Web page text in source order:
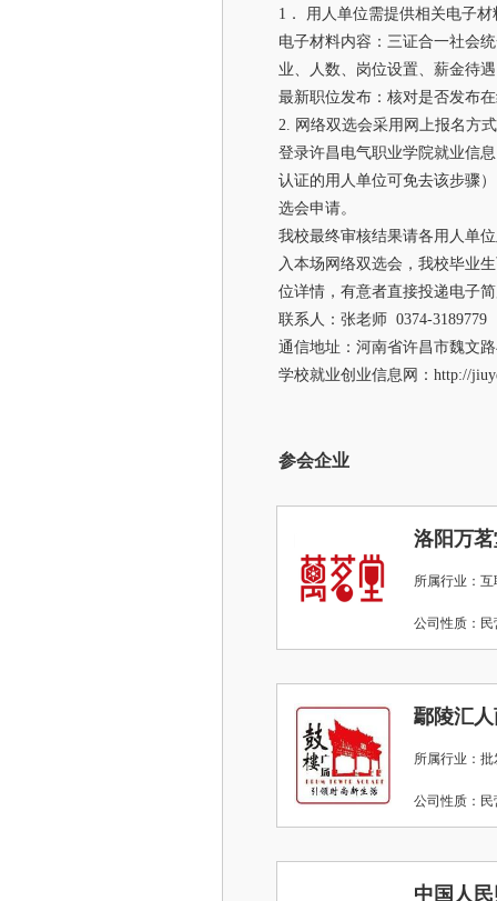
1． 用人单位需提供相关电子材
电子材料内容：三证合一社会
业、人数、岗位设置、薪金待
最新职位发布：核对是否发布
2. 网络双选会采用网上报名方式
登录许昌电气职业学院就业信
认证的用人单位可免去该步骤
选会申请。
我校最终审核结果请各用人单
入本场网络双选会，我校毕业
位详情，有意者直接投递电子
联系人：张老师 0374-
通信地址：河南省许昌市魏文
学校就业创业信息网：http://
参会企业
洛阳万
所属行业：
公司性质
鄢陵汇
所属行业：批
公司性质